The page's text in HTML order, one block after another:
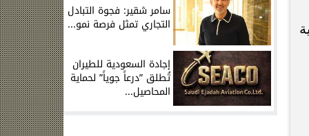
سامر شقير: فجوة التبادل
التجاري تمثل فرصة نمو...
إجادة السعودية للطيران
تُطلق ”درعاً جوياً” لحماية
المحاصيل...